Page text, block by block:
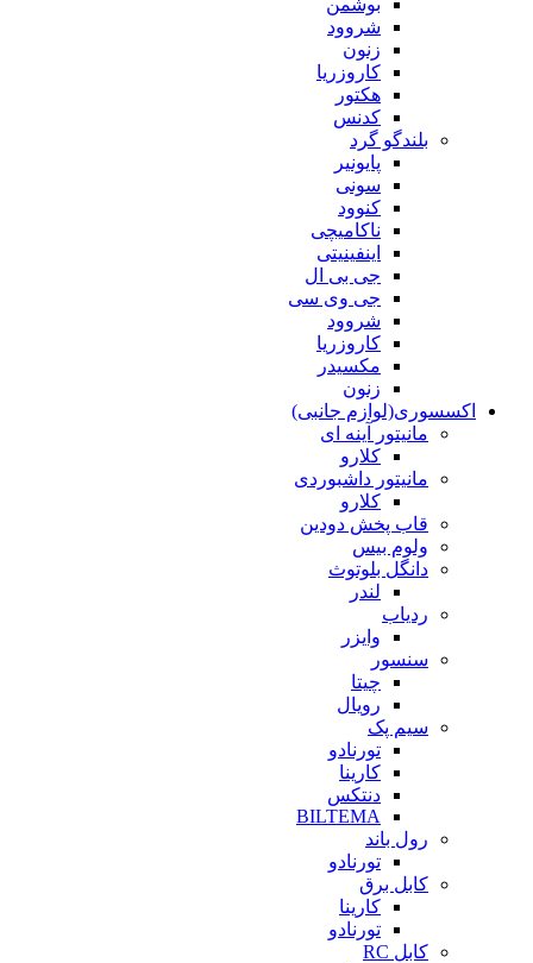
بوشمن
شروود
زنون
کاروزریا
هکتور
کدنس
بلندگو گرد
پایونیر
سونی
کنوود
ناکامیچی
اینفینیتی
جی بی ال
جی وی سی
شروود
کاروزریا
مکسیدر
زنون
اکسسوری(لوازم جانبی)
مانیتور آینه ای
کلارو
مانیتور داشبوردی
کلارو
قاب پخش دودین
ولوم بیس
دانگل بلوتوث
لندر
ردیاب
وایزر
سنسور
چیتا
رویال
سیم پک
تورنادو
کارینا
دنتکس
BILTEMA
رول باند
تورنادو
کابل برق
کارینا
تورنادو
کابل RC